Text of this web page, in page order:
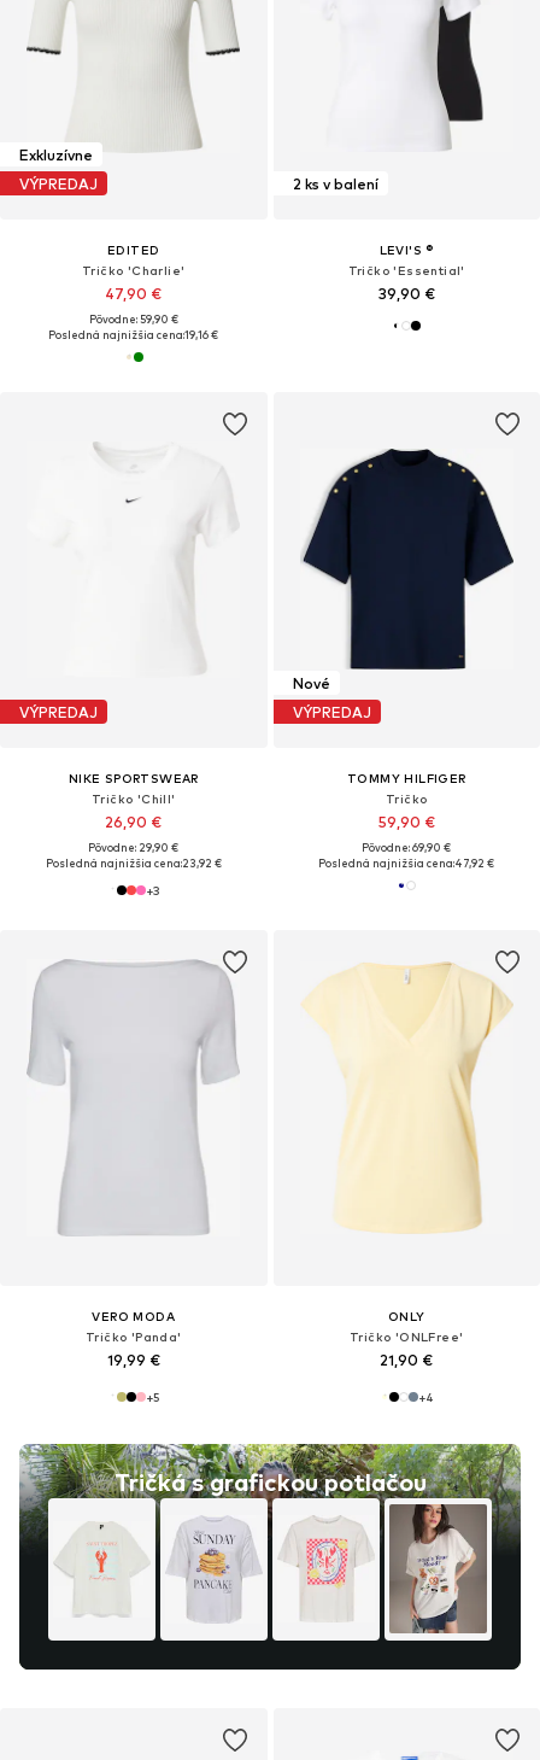
Exkluzívne
VÝPREDAJ
EDITED
Tričko 'Charlie'
47,90 €
Pôvodne: 59,90 €
Posledná najnižšia cena:19,16 €
2 ks v balení
LEVI'S ®
Tričko 'Essential'
39,90 €
VÝPREDAJ
NIKE SPORTSWEAR
Tričko 'Chill'
26,90 €
Pôvodne: 29,90 €
Posledná najnižšia cena:23,92 €
+3
Nové
VÝPREDAJ
TOMMY HILFIGER
Tričko
59,90 €
Pôvodne: 69,90 €
Posledná najnižšia cena:47,92 €
VERO MODA
Tričko 'Panda'
19,99 €
+5
Tričká s grafickou potlačou
ONLY
Tričko 'ONLFree'
21,90 €
+4